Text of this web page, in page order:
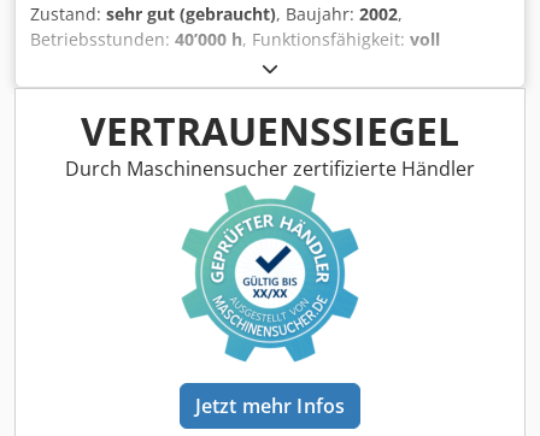
Zustand: sehr gut (gebraucht), Baujahr: 2002,
Betriebsstunden: 40’000 h, Funktionsfähigkeit: voll
5, Schnittbreite (max.):
mm, Guter Arbeitszustand, Perfector Dsdpfxohtncue
AmajckVERTRAUENSSIEGEL
Durch Maschinensucher zertifizierte Händler
Jetzt mehr Infos